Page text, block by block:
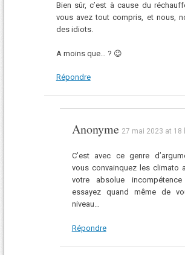
Bien sûr, c’est à cause du
vous avez tout compris, et nous,
des idiots.
A moins que… ? 😉
Répondre
Anonyme 27 mai 2023 at 18
C’est avec ce genre
vous convainquez les climato
votre absolue incompétence
essayez quand même de
niveau…
Répondre